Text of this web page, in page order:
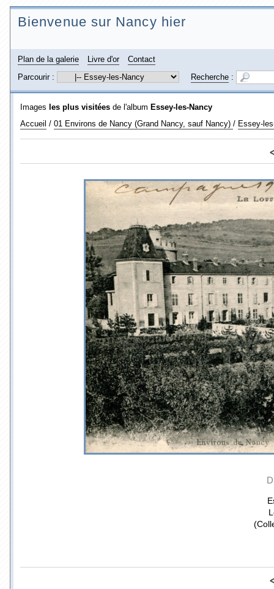
Bienvenue sur Nancy hier
Plan de la galerie Livre d'or
Contact
Parcourir :
Recherche :
Images les plus visitées de l'album Essey-les-Nancy
Accueil / 01 Environs de Nancy (Grand Nancy, sauf Nancy) / Essey-